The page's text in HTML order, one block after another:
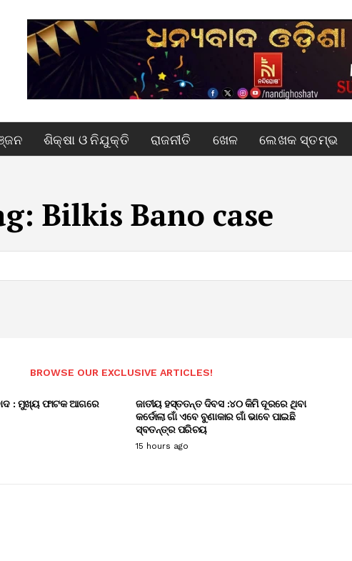
ଶିକ୍ଷା ଓ ନିଯୁକ୍ତି ରାଜନୀତି ଖେଳ ଲେଖକ ସ୍ତମ୍ଭ
Bilkis Bano case
BROWSE OUR EXCLUSIVE ARTICLES!
: ମୁଖ୍ୟ ଫାଟକ ଆଗରେ
ଜାତୀୟ ହସ୍ତତନ୍ତ ଦିବସ :୪୦ କିମି ଦୂରରେ ଥିବା
କର୍ଡୋଲା ଗାଁ ଏବେ ବୁଣାକାର ଗାଁ ଭାବେ ପାଇଛି
ସ୍ବତନ୍ତ୍ର ପରିଚୟ
15 hours ago